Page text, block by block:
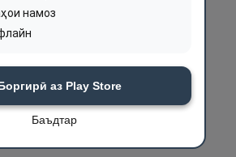
намоз
аз Play Store
Баъдтар